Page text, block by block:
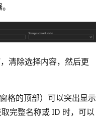
清除选择内容，然后更
格的顶部）可以突出显示
完整名称或 ID 时，可以